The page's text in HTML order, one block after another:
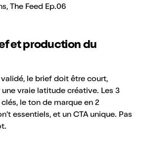
The Feed Ep.06
et production du
le brief doit être court,
vraie latitude créative. Les 3
le ton de marque en 2
essentiels, et un CTA unique. Pas